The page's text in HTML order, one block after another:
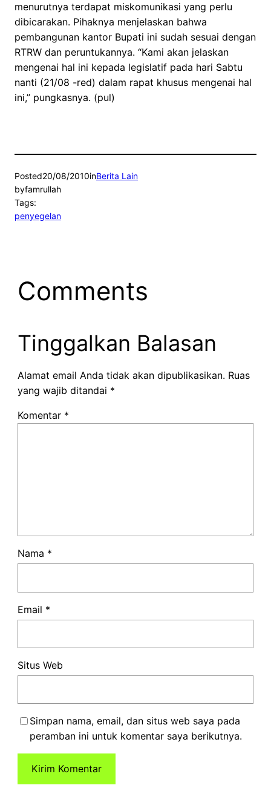
menurutnya terdapat miskomunikasi yang perlu
dibicarakan. Pihaknya menjelaskan bahwa
pembangunan kantor Bupati ini sudah sesuai dengan
RTRW dan peruntukannya. “Kami akan jelaskan
mengenai hal ini kepada legislatif pada hari Sabtu
nanti (21/08 -red) dalam rapat khusus mengenai hal
ini,” pungkasnya. (pul)
Posted20/08/2010inBerita Lain
byfamrullah
Tags:
penyegelan
Comments
Tinggalkan Balasan
Alamat email Anda tidak akan dipublikasikan. Ruas
yang wajib ditandai *
Komentar *
Nama *
Email *
Situs Web
Simpan nama, email, dan situs web saya pada
peramban ini untuk komentar saya berikutnya.